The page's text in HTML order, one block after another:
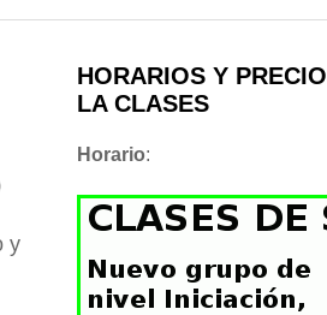
y
HORARIOS Y
LA CLASES
Horario: